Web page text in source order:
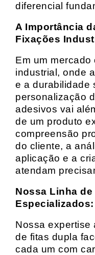
diferencial
A Importância
Fixações
Em um
industrial, onde
e a durabilidade
personalização
adesivos vai
de um produto
compreensão
do cliente, a
aplicação e a
atendam
Nossa Linha
Especializados:
Nossa expertise
de fitas dupla
cada um com